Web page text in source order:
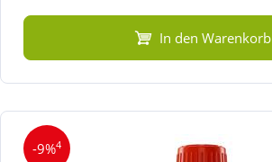
In den Warenkorb
-9%4